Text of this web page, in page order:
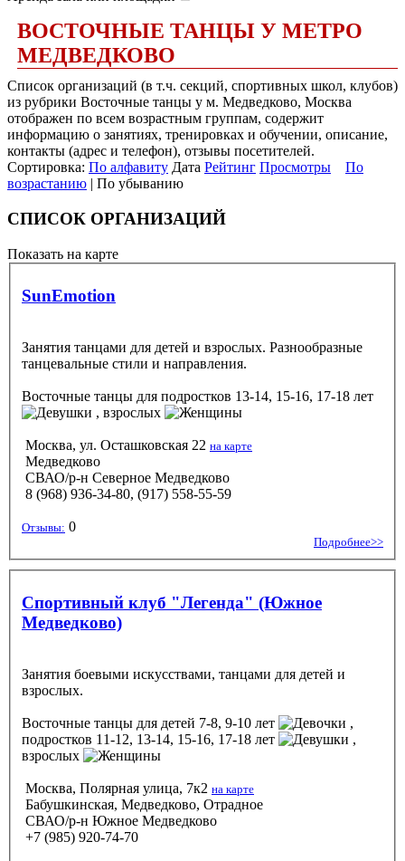
ВОСТОЧНЫЕ ТАНЦЫ У МЕТРО
МЕДВЕДКОВО
Список организаций (в т.ч. секций, спортивных школ, клубов)
из рубрики Восточные танцы у м. Медведково, Москва
отображен по всем возрастным группам, содержит
информацию о занятиях, тренировках и обучении, описание,
контакты (адрес и телефон), отзывы посетителей.
Сортировка: По алфавиту Дата Рейтинг Просмотры
По
возрастанию | По убыванию
СПИСОК ОРГАНИЗАЦИЙ
Показать на карте
SunEmotion
Занятия танцами для детей и взрослых. Разнообразные
танцевальные стили и направления.
Восточные танцы для подростков 13-14, 15-16, 17-18 лет
, взрослых
Москва, ул. Осташковская 22 на карте
Медведково
СВАО/р-н Северное Медведково
8 (968) 936-34-80, (917) 558-55-59
Отзывы: 0
Подробнее>>
Спортивный клуб "Легенда" (Южное
Медведково)
Занятия боевыми искусствами, танцами для детей и
взрослых.
Восточные танцы для детей 7-8, 9-10 лет
,
подростков 11-12, 13-14, 15-16, 17-18 лет
,
взрослых
Москва, Полярная улица, 7к2 на карте
Бабушкинская, Медведково, Отрадное
СВАО/р-н Южное Медведково
+7 (985) 920-74-70